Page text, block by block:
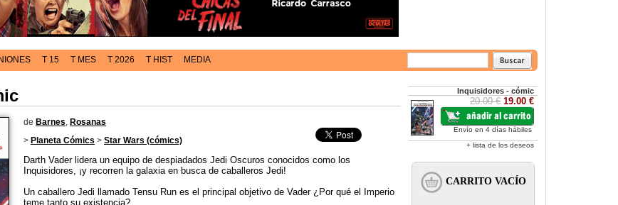
T 15 T MES T 2026 T HIST MEDIA
de Barnes, Rosanas
> Planeta Cómics > Star Wars (cómics)
Darth Vader lidera un equipo de despiadados Jedi Oscuros conocidos como los
Inquisidores, ¡y recorren la galaxia en busca de caballeros Jedi!
Un caballero Jedi llamado Tensu Run es el principal objetivo de Vader ¿Por qué el Imperio
teme tanto su existencia?
Inquisidores - cómic
20.00 € 19.00 €
Envío en 4 días hábiles
+ lista de los deseos